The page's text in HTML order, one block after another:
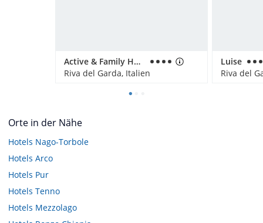
Active & Family Hotel Gioiosa
Riva del Garda, Italien
Luise
Riva del
Orte in der Nähe
Hotels Nago-Torbole
Hotels Arco
Hotels Pur
Hotels Tenno
Hotels Mezzolago